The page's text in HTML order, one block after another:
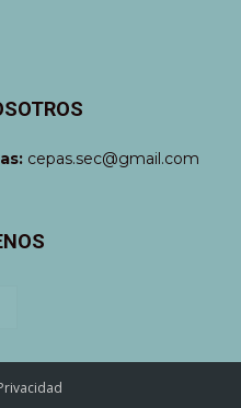
cepas.sec@gmail.com